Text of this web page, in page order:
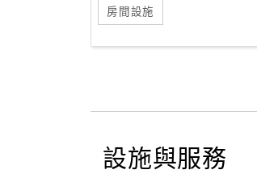
房間設施
設施與服務